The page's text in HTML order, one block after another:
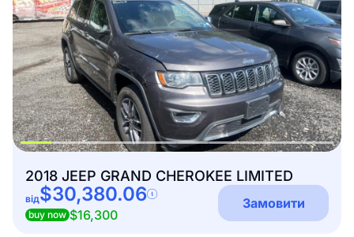
2018 JEEP GRAND CHEROKEE LIMITED
від$30,380.06
buy now $16,300
Замовити